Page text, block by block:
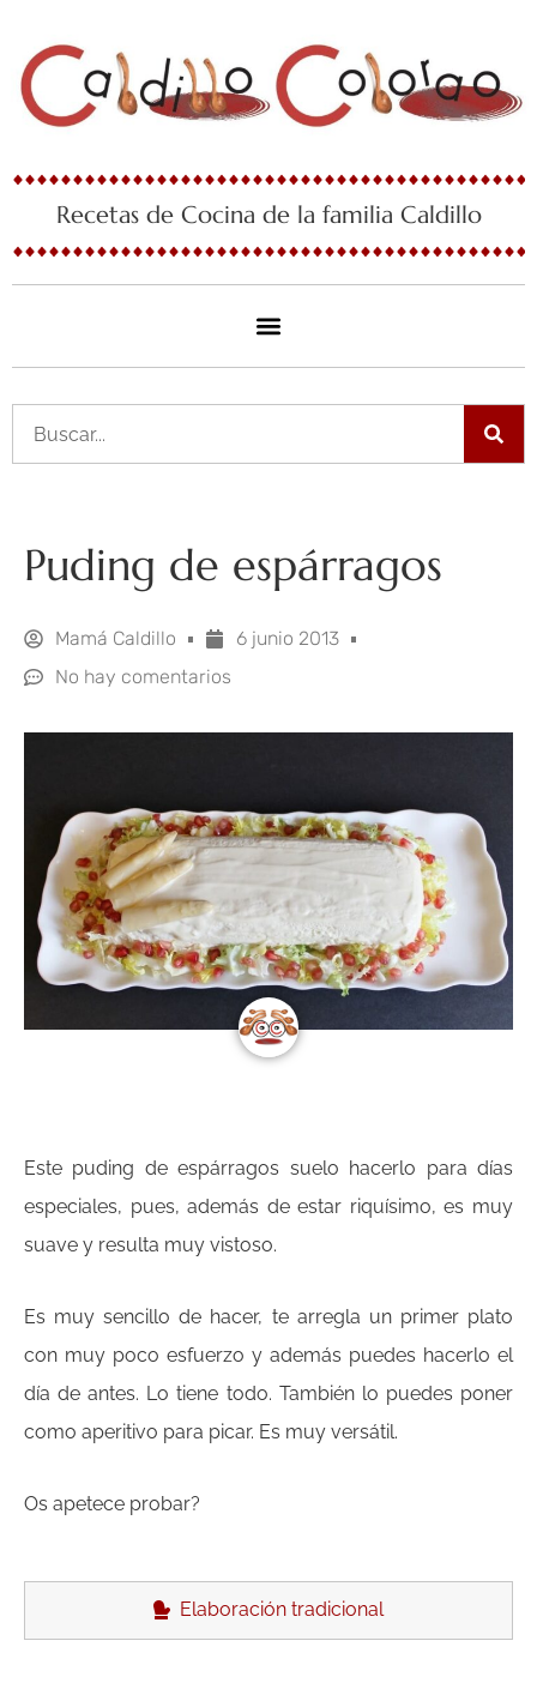
contenido
Recetas de Cocina de la familia Caldillo
Buscar
Puding de espárragos
Mamá Caldillo
6 junio 2013
No hay comentarios
Este puding de espárragos suelo hacerlo para días
especiales, pues, además de estar riquísimo, es muy
suave y resulta muy vistoso.
Es muy sencillo de hacer, te arregla un primer plato
con muy poco esfuerzo y además puedes hacerlo el
día de antes. Lo tiene todo. También lo puedes poner
como aperitivo para picar. Es muy versátil.
Os apetece probar?
Elaboración tradicional